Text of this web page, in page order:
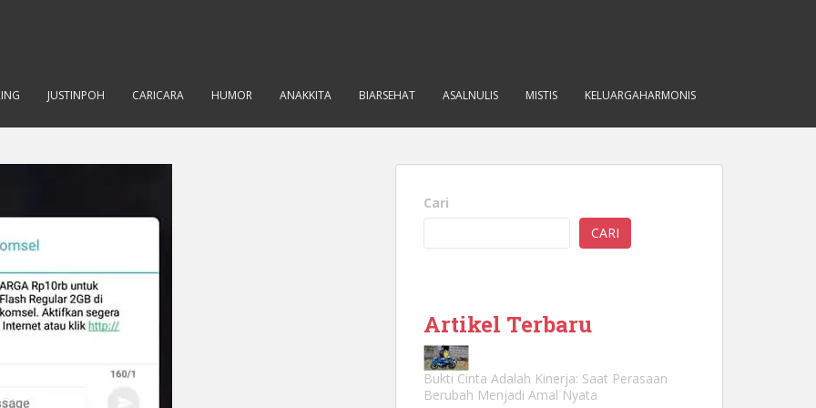
JUSTINPOH CARICARA HUMOR ANAKKITA BIARSEHAT ASALNULIS MISTIS KELUARGAHARMONIS
Cari
CARI
Artikel Terbaru
Bukti Cinta Adalah Kinerja: Saat Perasaan
Berubah Menjadi Amal Nyata